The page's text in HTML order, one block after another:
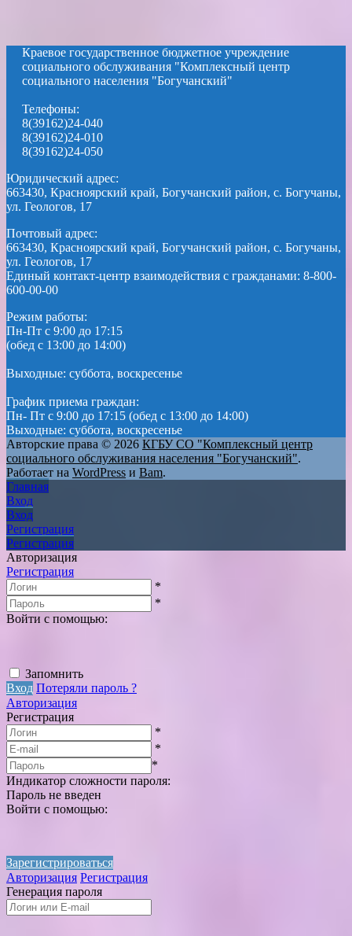
Краевое государственное бюджетное учреждение
социального обслуживания "Комплексный центр
социального населения "Богучанский"
Телефоны:
8(39162)24-040
8(39162)24-010
8(39162)24-050
Юридический адрес:
663430, Красноярский край, Богучанский район, с. Богучаны,
ул. Геологов, 17
Почтовый адрес:
663430, Красноярский край, Богучанский район, с. Богучаны,
ул. Геологов, 17
Единый контакт-центр взаимодействия с гражданами: 8-800-
600-00-00
Режим работы:
Пн-Пт с 9:00 до 17:15
(обед с 13:00 до 14:00)
Выходные: суббота, воскресенье
График приема граждан:
Пн- Пт с 9:00 до 17:15 (обед с 13:00 до 14:00)
Выходные: суббота, воскресенье
Авторские права © 2026 КГБУ СО "Комплексный центр
социального обслуживания населения "Богучанский".
Работает на WordPress и Bam.
Главная
Вход
Вход
Регистрация
Регистрация
Авторизация
Регистрация
*
*
Войти с помощью:
Запомнить
Вход Потеряли пароль ?
Авторизация
Регистрация
*
*
*
Индикатор сложности пароля:
Пароль не введен
Войти с помощью:
Зарегистрироваться
Авторизация Регистрация
Генерация пароля